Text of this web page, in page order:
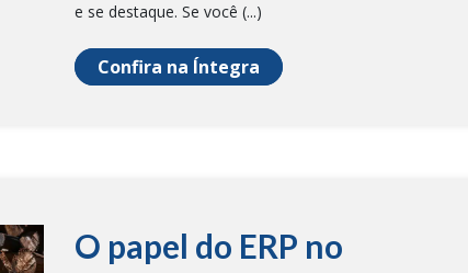
e se destaque. Se você (...)
Confira na Íntegra
O papel do ERP no